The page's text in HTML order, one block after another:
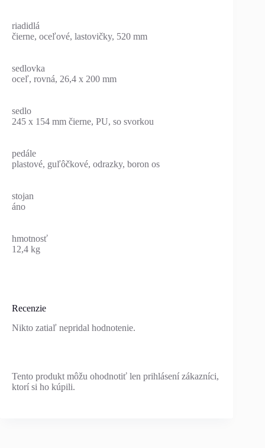
riadidlá
čierne, oceľové, lastovičky, 520 mm
sedlovka
oceľ, rovná, 26,4 x 200 mm
sedlo
245 x 154 mm čierne, PU, so svorkou
pedále
plastové, guľôčkové, odrazky, boron os
stojan
áno
hmotnosť
12,4 kg
Recenzie
Nikto zatiaľ nepridal hodnotenie.
Tento produkt môžu ohodnotiť len prihlásení zákazníci,
ktorí si ho kúpili.